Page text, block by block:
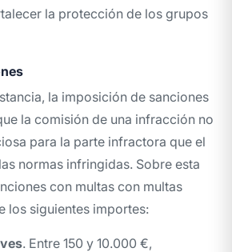
la protección de los grupos
la imposición de sanciones
la comisión de una infracción no
para la parte infractora que el
normas infringidas. Sobre esta
con multas con multas
los siguientes importes:
. Entre 150 y 10.000 €,